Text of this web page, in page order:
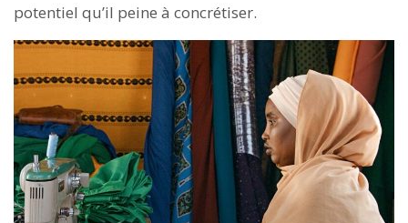
potentiel qu’il peine à concrétiser.